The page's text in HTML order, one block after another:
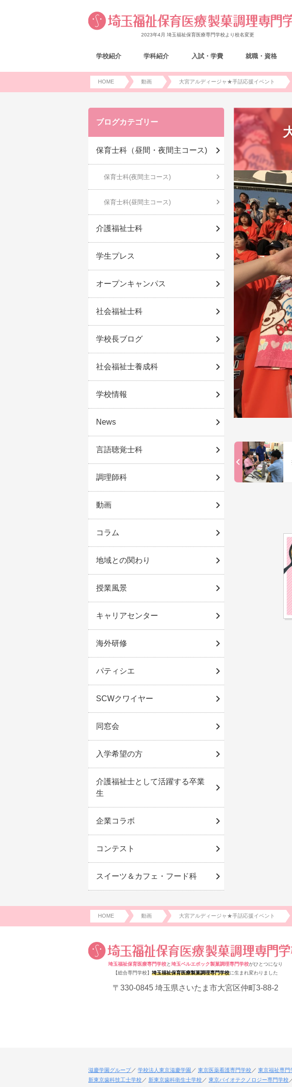
2023年4月 埼玉福祉保育医療専門学校より校名変更
学校紹介 学科紹介 入試・学費 就職・資格
HOME 動画 大宮アルディージャ★手話応援イベント
ブログカテゴリー
保育士科（昼間・夜間主コース)
保育士科(夜間主コース)
保育士科(昼間主コース)
介護福祉士科
学生プレス
オープンキャンパス
社会福祉士科
学校長ブログ
社会福祉士養成科
学校情報
News
言語聴覚士科
調理師科
動画
コラム
地域との関わり
授業風景
キャリアセンター
海外研修
パティシエ
SCWクワイヤー
同窓会
入学希望の方
介護福祉士として活躍する卒業
生
企業コラボ
コンテスト
スイーツ＆カフェ・フード科
HOME 動画 大宮アルディージャ★手話応援イベント
埼玉福祉保育医療専門学校と埼玉ベルエポック製菓調理専門学校がひとつになり
【総合専門学校】 埼玉福祉保育医療製菓調理専門学校に生まれ変わりました
〒330-0845 埼玉県さいたま市大宮区仲町3-88-2
滋慶学園グループ 学校法人東京滋慶学園 東京医薬看護専門学校 東京福祉専門
新東京歯科技工士学校
新東京歯科衛生士学校 東京バイオテクノロジー専門学校